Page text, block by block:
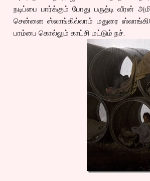
நடிப்பை பார்க்கும் போது பருத்டி வீரன்
சென்னை ஸ்லாங்கில்லாம் மதுரை
பாம்பை கொல்லும் காட்சி மட்டும் நச்.